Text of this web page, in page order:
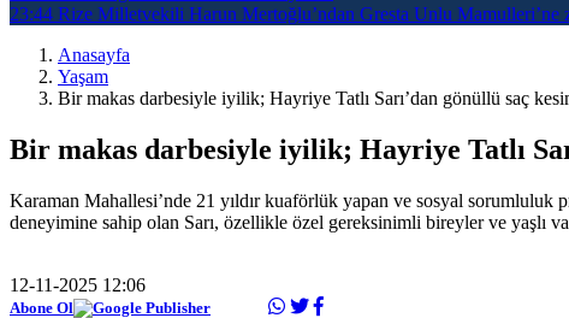
23:44 Rize Milletvekili Harun Mertoğlu’ndan Gresta Unlu Mamulleri’ne
Anasayfa
Yaşam
Bir makas darbesiyle iyilik; Hayriye Tatlı Sarı’dan gönüllü saç
Bir makas darbesiyle iyilik; Hayriye Tatlı
Karaman Mahallesi’nde 21 yıldır kuaförlük yapan ve sosyal sorumluluk
deneyimine sahip olan Sarı, özellikle özel gereksinimli bireyler ve yaşlı
12-11-2025 12:06
Abone Ol